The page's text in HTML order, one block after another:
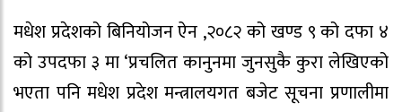
मधेश प्रदेशको बिनियोजन ऐन ,२०८२ को खण्ड ९ को दफा ४
को उपदफा ३ मा ‘प्रचलित कानुनमा जुनसुकै कुरा लेखिएको
भएता पनि मधेश प्रदेश मन्त्रालयगत बजेट सूचना प्रणालीमा